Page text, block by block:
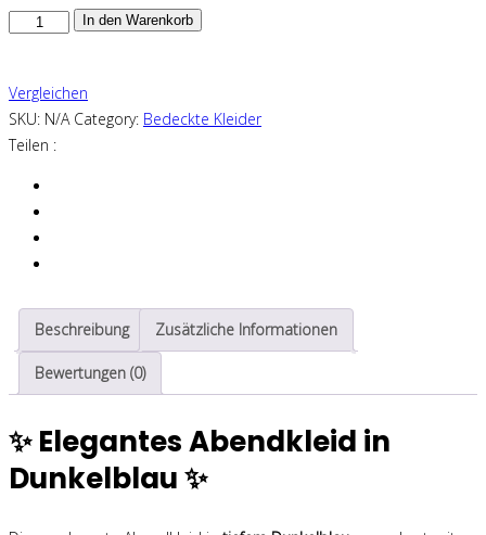
Nalan
Dunkelblau
Menge
In den Warenkorb
Vergleichen
SKU: N/A Category: Bedeckte Kleider
Teilen :
Beschreibung Zusätzliche Informationen
Bewertungen (0)
✨ Elegantes Abendkleid in
Dunkelblau ✨